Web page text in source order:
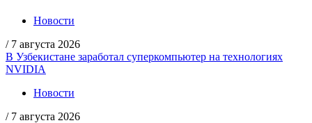
Новости
/ 7 августа 2026
В Узбекистане заработал суперкомпьютер на технологиях
NVIDIA
Новости
/ 7 августа 2026